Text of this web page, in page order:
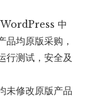
WordPress 中
品均原版采购，
行测试，安全及
未修改原版产品